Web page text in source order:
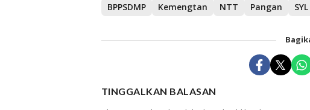
BPPSDMP Kemengtan NTT Pangan SYL
TINGGALKAN BALASAN